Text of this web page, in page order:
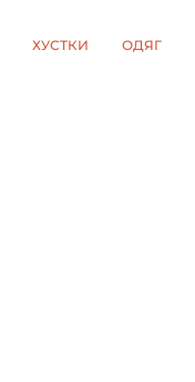
ХУСТКИ ОДЯГ